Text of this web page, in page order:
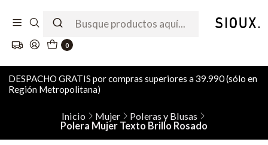
0
DESPACHO GRATIS por compras superiores a 39.990 (sólo en
Región Metropolitana)
Inicio Mujer
Poleras y Blusas
Polera Mujer Texto Brillo Rosado